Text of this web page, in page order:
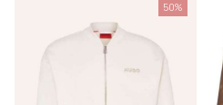
50%